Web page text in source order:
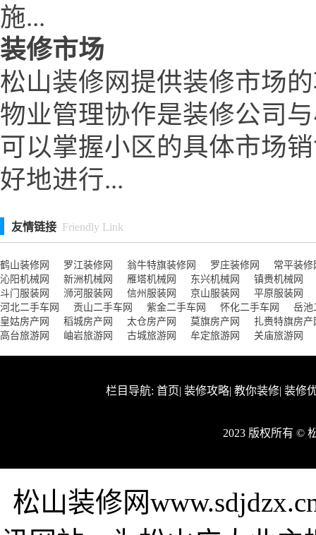
施...
装修市场
松山装修网提供装修市场
物业管理协作是装修公司
可以掌握小区的具体市场
好地进行...
友情链接 Friendly Link
鹤山装修网 罗江装修网 翁牛特旗装修网 罗庄装修网
常平装修
沁阳机械网
新洲机械网 雁塔机械网 东兴机械网
镇赉机械网
斗门服装网
浉河服装网 信州服装网 京山服装网
平原服装网
河北二手车网
贡山二手车网 紫金二手车网 怀化二手车网
岳池
皇姑房产网
稻城房产网 太仓房产网 莫旗房产网
扎赉特旗房产
高台旅游网
岫岩旅游网 古城旅游网 牟定旅游网 关庙旅游网
栏目导航: 首页| 装修攻略| 教你装修| 装修
2023 版权所有 ©
松山装修网